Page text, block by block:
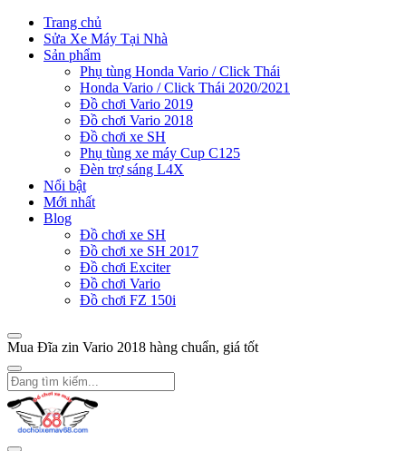
Trang chủ
Sửa Xe Máy Tại Nhà
Sản phẩm
Phụ tùng Honda Vario / Click Thái
Honda Vario / Click Thái 2020/2021
Đồ chơi Vario 2019
Đồ chơi Vario 2018
Đồ chơi xe SH
Phụ tùng xe máy Cup C125
Đèn trợ sáng L4X
Nổi bật
Mới nhất
Blog
Đồ chơi xe SH
Đồ chơi xe SH 2017
Đồ chơi Exciter
Đồ chơi Vario
Đồ chơi FZ 150i
Mua Đĩa zin Vario 2018 hàng chuẩn, giá tốt